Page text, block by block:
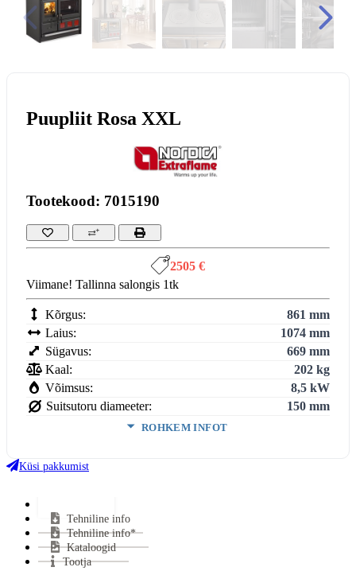
Puupliit Rosa XXL
Tootekood: 7015190
2505 €
Viimane! Tallinna salongis 1tk
Kõrgus:
861 mm
Laius:
1074 mm
Sügavus:
669 mm
Kaal:
202 kg
Võimsus:
8,5 kW
Suitsutoru diameeter:
150 mm
ROHKEM INFOT
Kasutegur:
Keskmine suitsugaaside temperatuur:
Miinimum tõmme:
Suitsutoru ühendus:
Halu pikkus:
Küsi pakkumist
Tehniline info
Tehniline info*
Kataloogid
Tootja